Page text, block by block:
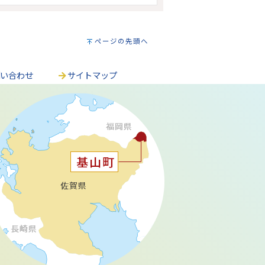
ページの先頭へ
合わせ サイトマップ